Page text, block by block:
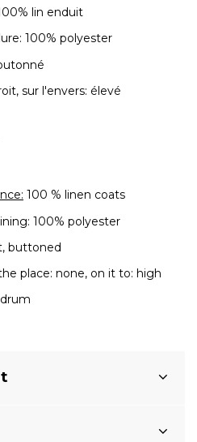
lin enduit
polyester
sur l'envers: élevé
100 % linen coats
polyester
buttoned
place: none, on it to: high